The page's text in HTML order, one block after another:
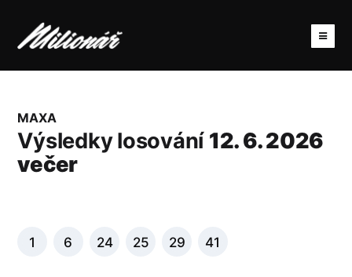
MAXA
Výsledky losování 12. 6. 2026
večer
1 6 24 25 29 41